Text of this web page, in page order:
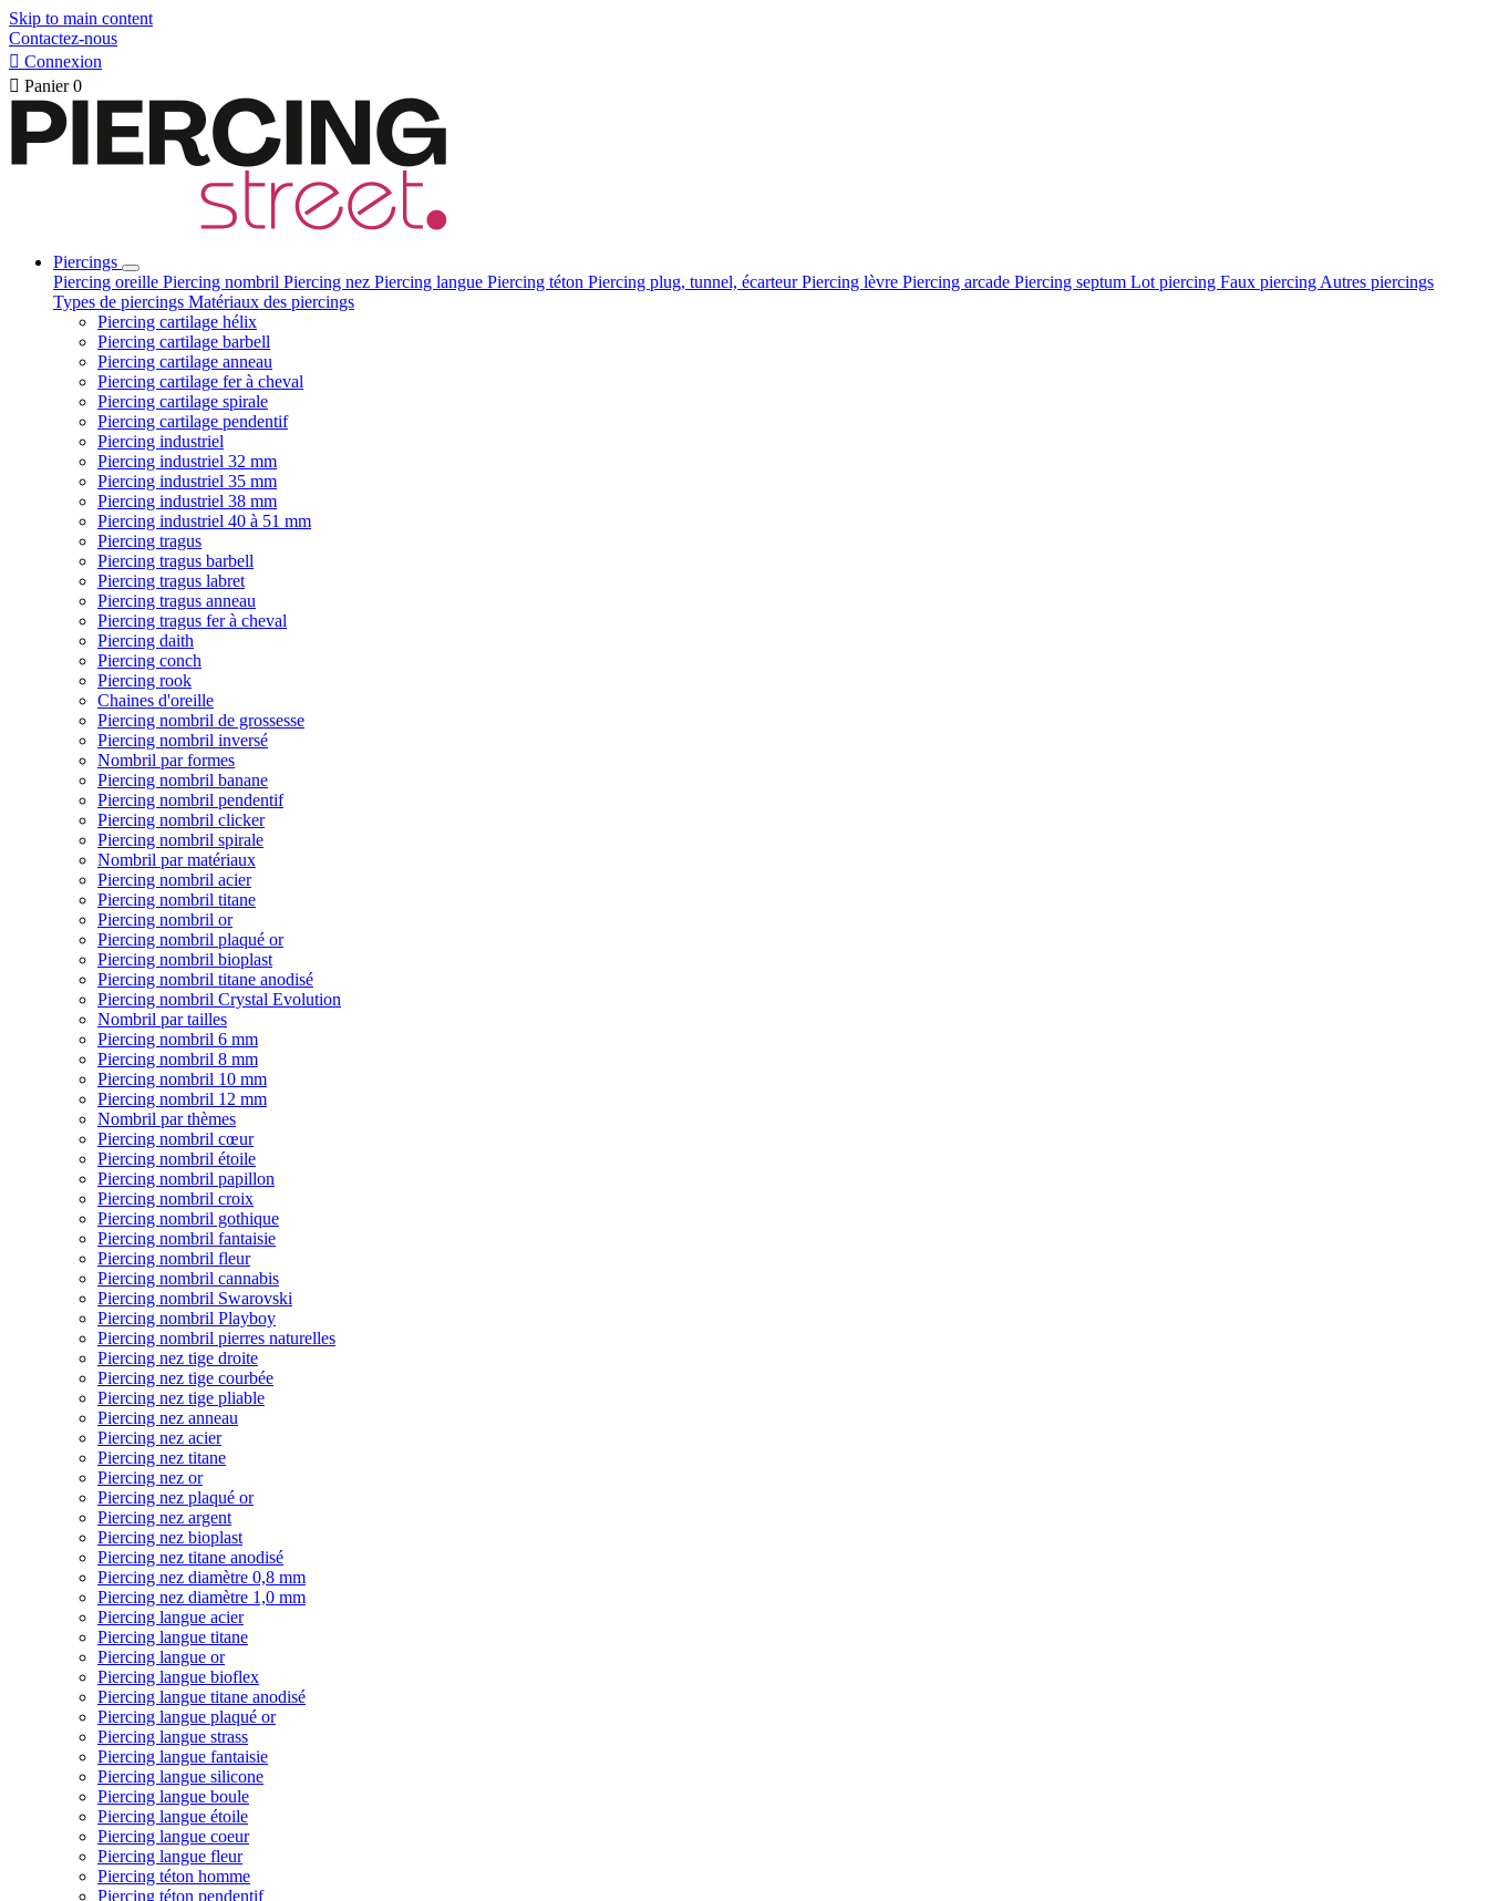
Skip to main content
Contactez-nous
 Connexion
 Panier 0
Piercings
Piercing oreille Piercing nombril Piercing nez Piercing langue Piercing téton Piercing plug, tunnel, écarteurPiercing lèvre Piercing arcade Piercing septum Lot piercing Faux piercing Autres piercings
Types de piercings Matériaux des piercings
Piercing cartilage hélix
Piercing cartilage barbell
Piercing cartilage anneau
Piercing cartilage fer à cheval
Piercing cartilage spirale
Piercing cartilage pendentif
Piercing industriel
Piercing industriel 32 mm
Piercing industriel 35 mm
Piercing industriel 38 mm
Piercing industriel 40 à 51 mm
Piercing tragus
Piercing tragus barbell
Piercing tragus labret
Piercing tragus anneau
Piercing tragus fer à cheval
Piercing daith
Piercing conch
Piercing rook
Chaines d'oreille
Piercing nombril de grossesse
Piercing nombril inversé
Nombril par formes
Piercing nombril banane
Piercing nombril pendentif
Piercing nombril clicker
Piercing nombril spirale
Nombril par matériaux
Piercing nombril acier
Piercing nombril titane
Piercing nombril or
Piercing nombril plaqué or
Piercing nombril bioplast
Piercing nombril titane anodisé
Piercing nombril Crystal Evolution
Nombril par tailles
Piercing nombril 6 mm
Piercing nombril 8 mm
Piercing nombril 10 mm
Piercing nombril 12 mm
Nombril par thèmes
Piercing nombril cœur
Piercing nombril étoile
Piercing nombril papillon
Piercing nombril croix
Piercing nombril gothique
Piercing nombril fantaisie
Piercing nombril fleur
Piercing nombril cannabis
Piercing nombril Swarovski
Piercing nombril Playboy
Piercing nombril pierres naturelles
Piercing nez tige droite
Piercing nez tige courbée
Piercing nez tige pliable
Piercing nez anneau
Piercing nez acier
Piercing nez titane
Piercing nez or
Piercing nez plaqué or
Piercing nez argent
Piercing nez bioplast
Piercing nez titane anodisé
Piercing nez diamètre 0,8 mm
Piercing nez diamètre 1,0 mm
Piercing langue acier
Piercing langue titane
Piercing langue or
Piercing langue bioflex
Piercing langue titane anodisé
Piercing langue plaqué or
Piercing langue strass
Piercing langue fantaisie
Piercing langue silicone
Piercing langue boule
Piercing langue étoile
Piercing langue coeur
Piercing langue fleur
Piercing téton homme
Piercing téton pendentif